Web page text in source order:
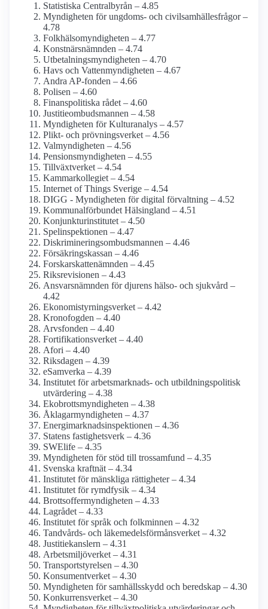
Statistiska Centralbyrån – 4.85
Myndigheten för ungdoms- och civilsamhälles­frågor –
4.78
Folkhälso­myndigheten – 4.77
Konstnärs­nämnden – 4.74
Utbetalningsmyndigheten – 4.70
Havs och Vatten­myndigheten – 4.67
Andra AP-fonden – 4.66
Polisen – 4.60
Finanspolitiska rådet – 4.60
Justitie­ombudsmannen – 4.58
Myndigheten för Kulturanalys – 4.57
Plikt- och prövningsverket – 4.56
Val­myndigheten – 4.56
Pensions­myndigheten – 4.55
Tillväxtverket – 4.54
Kammar­kollegiet – 4.54
Internet of Things Sverige – 4.54
DIGG - Myndigheten för digital förvaltning – 4.52
Kommunalförbundet Hälsingland – 4.51
Konjunktu­rinstitutet – 4.50
Spel­inspektionen – 4.47
Diskriminerings­ombudsmannen – 4.46
Försäkringskassan – 4.46
Forskarskatte­nämnden – 4.45
Riksrevisionen – 4.43
Ansvarsnämnden för djurens hälso- och sjukvård –
4.42
Ekonomistyrnings­verket – 4.42
Kronofogden – 4.40
Arvsfonden – 4.40
Fortifikations­verket – 4.40
Afori – 4.40
Riksdagen – 4.39
eSamverka – 4.39
Institutet för arbetsmarknads- och utbildnings­politisk
utvärdering – 4.38
Ekobrotts­myndigheten – 4.38
Åklagar­myndigheten – 4.37
Energimarknads­inspektionen – 4.36
Statens fastighetsverk – 4.36
SWElife – 4.35
Myndigheten för stöd till tros­samfund – 4.35
Svenska kraftnät – 4.34
Institutet för mänskliga rättigheter – 4.34
Institutet för rymdfysik – 4.34
Brottsoffer­myndigheten – 4.33
Lagrådet – 4.33
Institutet för språk och folkminnen – 4.32
Tandvårds- och läkemedels­förmåns­verket – 4.32
Justitie­kanslern – 4.31
Arbetsmiljö­verket – 4.31
Transport­styrelsen – 4.30
Konsument­verket – 4.30
Myndigheten för samhälls­skydd och beredskap – 4.30
Konkurrens­verket – 4.30